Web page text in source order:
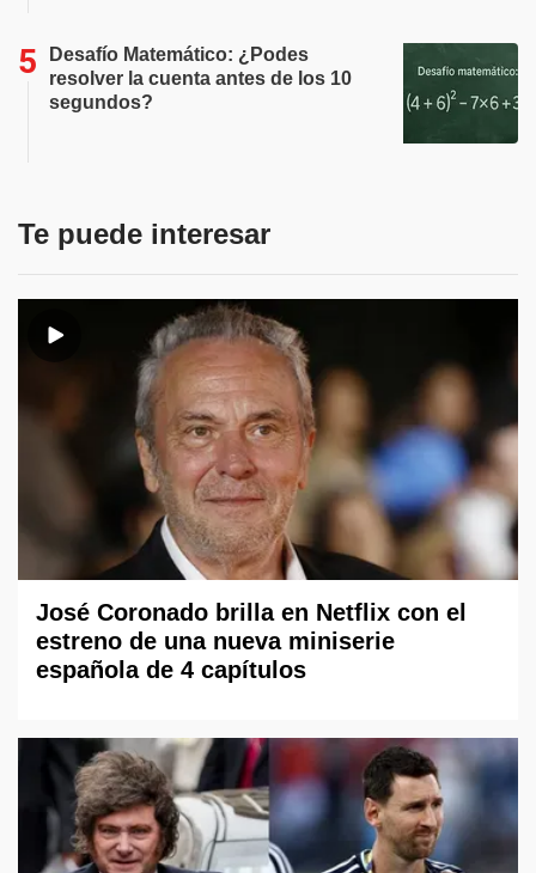
Desafío Matemático: ¿Podes
resolver la cuenta antes de los 10
segundos?
Te puede interesar
José Coronado brilla en Netflix con el
estreno de una nueva miniserie
española de 4 capítulos